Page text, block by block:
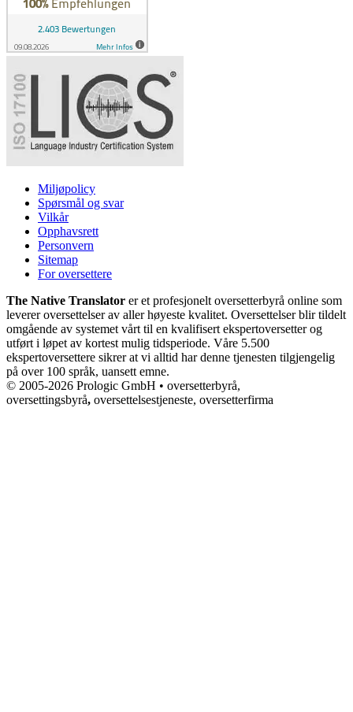
Miljøpolicy
Spørsmål og svar
Vilkår
Opphavsrett
Personvern
Sitemap
For oversettere
The Native Translator er et profesjonelt oversetterbyrå online som
leverer oversettelser av aller høyeste kvalitet. Oversettelser blir tildelt
omgående av systemet vårt til en kvalifisert ekspertoversetter og
utført i løpet av kortest mulig tidsperiode. Våre 5.500
ekspertoversettere sikrer at vi alltid har denne tjenesten tilgjengelig
på over 100 språk, uansett emne.
© 2005-2026 Prologic GmbH • oversetterbyrå,
oversettingsbyrå, oversettelsestjeneste, oversetterfirma